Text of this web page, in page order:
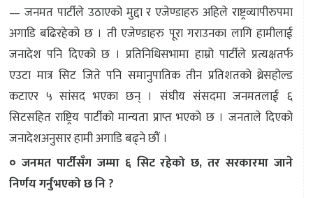
— जनमत पार्टीले उठाएको मुद्दा र एजेण्डाहरु अहिले राष्ट्रव्यापीरुपमा
अगाडि बढिरहेको छ । ती एजेण्डाहरु पूरा गराउनका लागि हामीलाई
जनादेश पनि दिएको छ । प्रतिनिधिसभामा हाम्रो पार्टीले प्रत्यक्षतर्फ
एउटा मात्र सिट जिते पनि समानुपातिक तीन प्रतिशतको थ्रेसहोल्ड
कटाएर ५ सांसद भएका छन् । संघीय संसदमा जनमतलाई ६
सिटसहित राष्ट्रिय पार्टीको मान्यता प्राप्त भएको छ । जनताले दिएको
जनादेशअनुसार हामी अगाडि बढ्ने छौं ।
० जनमत पार्टीसँग जम्मा ६ सिट रहेको छ, तर सरकारमा जाने
निर्णय गर्नुभएको छ नि ?